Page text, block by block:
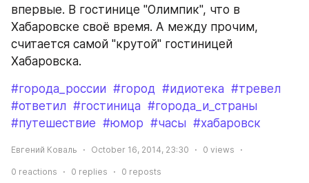
впервые. В гостинице "Олимпик", что в
Хабаровске своё время. А между прочим,
считается самой "крутой" гостиницей
Хабаровска.
#города_россии #город #идиотека #тревел
#ответил #гостиница #города_и_страны
#путешествие #юмор #часы #хабаровск
Евгений Коваль October 16, 2014, 23:30 0 views
0 reactions 0 replies 0 reposts